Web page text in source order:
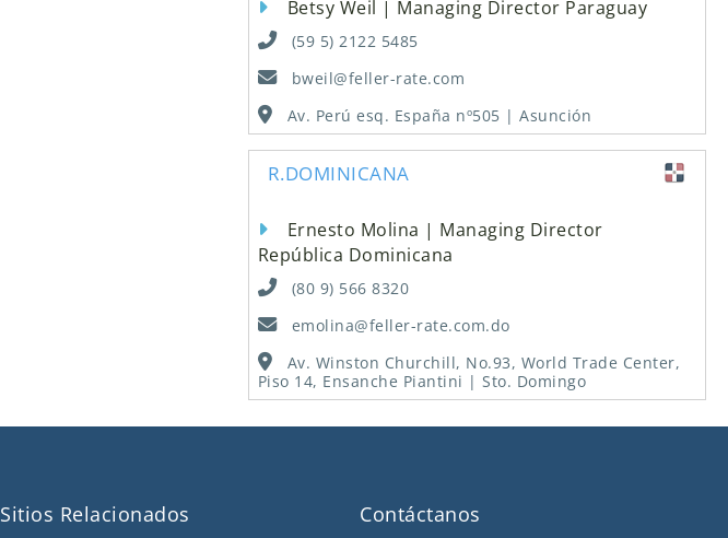
Betsy Weil | Managing Director Paraguay
(59 5) 2122 5485
bweil@feller-rate.com
Av. Perú esq. España nº505 | Asunción
R.DOMINICANA
Ernesto Molina | Managing Director
República Dominicana
(80 9) 566 8320
emolina@feller-rate.com.do
Av. Winston Churchill, No.93, World Trade Center,
Piso 14, Ensanche Piantini | Sto. Domingo
Sitios Relacionados Contáctanos